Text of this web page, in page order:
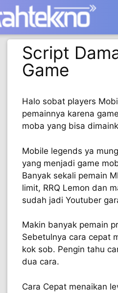
Script
Game
Halo sobat players
pemainnya karena
moba yang bisa
Mobile legends ya
yang menjadi game
Banyak sekali pemain
limit, RRQ Lemon dan
sudah jadi Youtuber
Makin banyak pemain
Sebetulnya cara cepat
kok sob. Pengin tahu
dua cara.
Cara Cepat menaikan